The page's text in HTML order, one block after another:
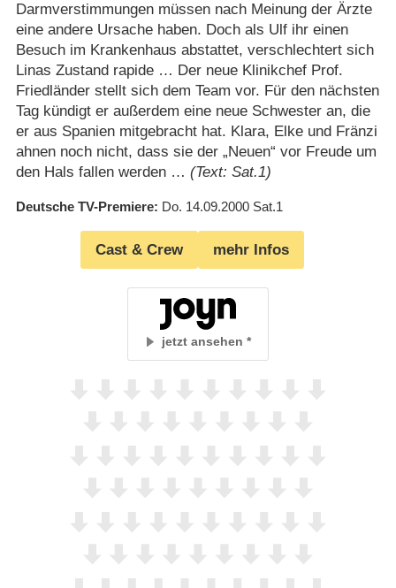
Darmverstimmungen müssen nach Meinung der Ärzte
eine andere Ursache haben. Doch als Ulf ihr einen
Besuch im Krankenhaus abstattet, verschlechtert sich
Linas Zustand rapide … Der neue Klinikchef Prof.
Friedländer stellt sich dem Team vor. Für den nächsten
Tag kündigt er außerdem eine neue Schwester an, die
er aus Spanien mitgebracht hat. Klara, Elke und Fränzi
ahnen noch nicht, dass sie der „Neuen“ vor Freude um
den Hals fallen werden … (Text: Sat.1)
Deutsche TV-Premiere Do. 14.09.2000 Sat.1
Cast & Crew mehr Infos
jetzt ansehen